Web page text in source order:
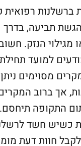
ברשלנות רפואית
מגילוי הנזק.
למועד
מסוימים
אך ברוב
התקופה
כשיש חשד
חוות דעת